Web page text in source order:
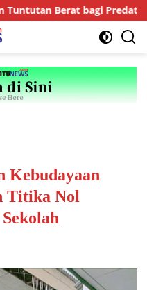
Berat bagi Predator Anak,
Kebudayaan
Titika Nol